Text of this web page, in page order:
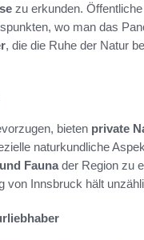
zu erkunden. Öffentliche
wo man das
, die die Ruhe der Natur
bieten private
naturkundliche
Faunader Region zu
von Innsbruck hält